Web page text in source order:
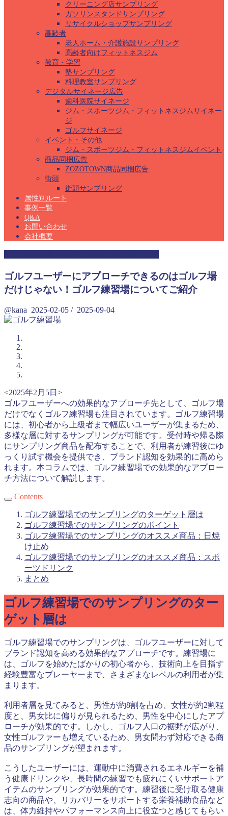
クリーニング店サンプリング
ガソリンスタンドサンプリング
リサイクルショップサンプリング
高齢者
老人ホーム・介護施設サンプリング
高齢者向けフィットネスジム
教育・学習
塾サンプリング
料理教室サンプリング
デジタルサイネージ広告
歯科医院サイネージ
ジム・スポーツジム・フィットネスジムサイネー
ジ
ゴルフサイネージ
イベント・その他
ジム・スポーツジム・フィットネスジムイベント
商品同梱広告
ZOZOTOWN商品同梱広告
街頭
街頭サンプリング
属性別ルート
事例一覧
Q&A
お問い合わせ
会社概要
ゴルフユーザーにアプローチできるのはゴルフ場
だけじゃない！ゴルフ練習場についてご紹介
@kana 2025-02-05 / 2025-09-04
<2025年2月5日>
ゴルフユーザーへの効果的なアプローチ先として、ゴルフ場
だけでなくゴルフ練習場も注目されています。ゴルフ練習場
には、初心者から上級者まで幅広いユーザーが集まるため、
多様な層に対するサンプリングが可能です。受付時や帰る際
にサンプリング商品を配布することで、利用者が練習後にゆ
っくり試す機会を提供でき、ブランド認知を効果的に高めら
れます。本コラムでは、ゴルフ練習場での効果的なアプロー
チ方法について解説します。
Contents
ゴルフ練習場でのサンプリングのターゲット層は
ゴルフ練習場でのサンプリングのポイント
ゴルフ練習場でのサンプリングのオススメ商品：日焼
け止め
ゴルフ練習場でのサンプリングのオススメ商品：スポ
ーツドリンク
まとめ
ゴルフ練習場でのサンプリングのター
ゲット層は
ゴルフ練習場でのサンプリングは、ゴルフユーザーに対して
ブランド認知を高める効果的なアプローチです。練習場に
は、ゴルフを始めたばかりの初心者から、技術向上を目指す
経験豊富なプレーヤーまで、さまざまなレベルの利用者が集
まります。
利用者層を見てみると、男性が約8割を占め、女性が約2割程
度と、男女比に偏りが見られるため、男性を中心にしたアプ
ローチが効果的です。しかし、ゴルフ人口の裾野が広がり、
女性ゴルファーも増えているため、男女問わず対応できる商
品のサンプリングが望まれます。
こうしたユーザーには、運動中に消費されるエネルギーを補
う健康ドリンクや、長時間の練習でも疲れにくいサポートア
イテムのサンプリングが効果的です。練習後に受け取る健康
志向の商品や、リカバリーをサポートする栄養補助食品など
は、体力維持やパフォーマンス向上に役立つと感じてもらい